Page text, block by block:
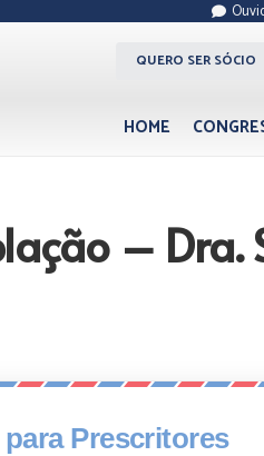
QUERO SER SÓCIO
HOME
– Dra.
Prescritores